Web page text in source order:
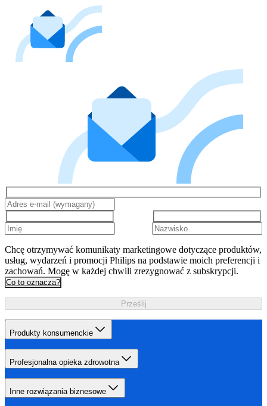
Chcę otrzymywać komunikaty marketingowe dotyczące produktów,
usług, wydarzeń i promocji Philips na podstawie moich preferencji i
zachowań. Mogę w każdej chwili zrezygnować z subskrypcji.
Co to oznacza?
Prześlij
Produkty konsumenckie
Profesjonalna opieka zdrowotna
Inne rozwiązania biznesowe